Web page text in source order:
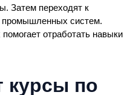
Затем переходят к
промышленных систем.
отработать навыки
курсы по